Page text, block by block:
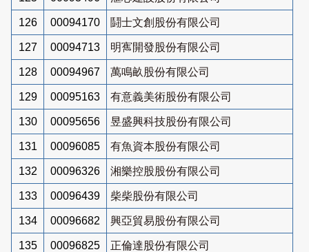
126 00094170 鬪士文創股份有限公司
127 00094713 明寯開發股份有限公司
128 00094967 萬鳴畝股份有限公司
129 00095163 有意義美術股份有限公司
130 00095656 昱盛興科技股份有限公司
131 00096085 有魚資本股份有限公司
132 00096326 湘樂控股股份有限公司
133 00096439 柴柴股份有限公司
134 00096682 興亞貿易股份有限公司
135 00096825 正倫達股份有限公司